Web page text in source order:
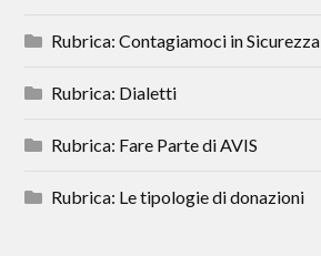
Rubrica: Contagiamoci in Sicurezza
Rubrica: Dialetti
Rubrica: Fare Parte di AVIS
Rubrica: Le tipologie di donazioni